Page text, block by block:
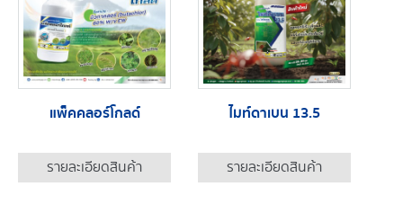
แพ็คคลอร์โกลด์
รายละเอียดสินค้า
ไมท์ดาเบน 13.5
รายละเอียดสินค้า